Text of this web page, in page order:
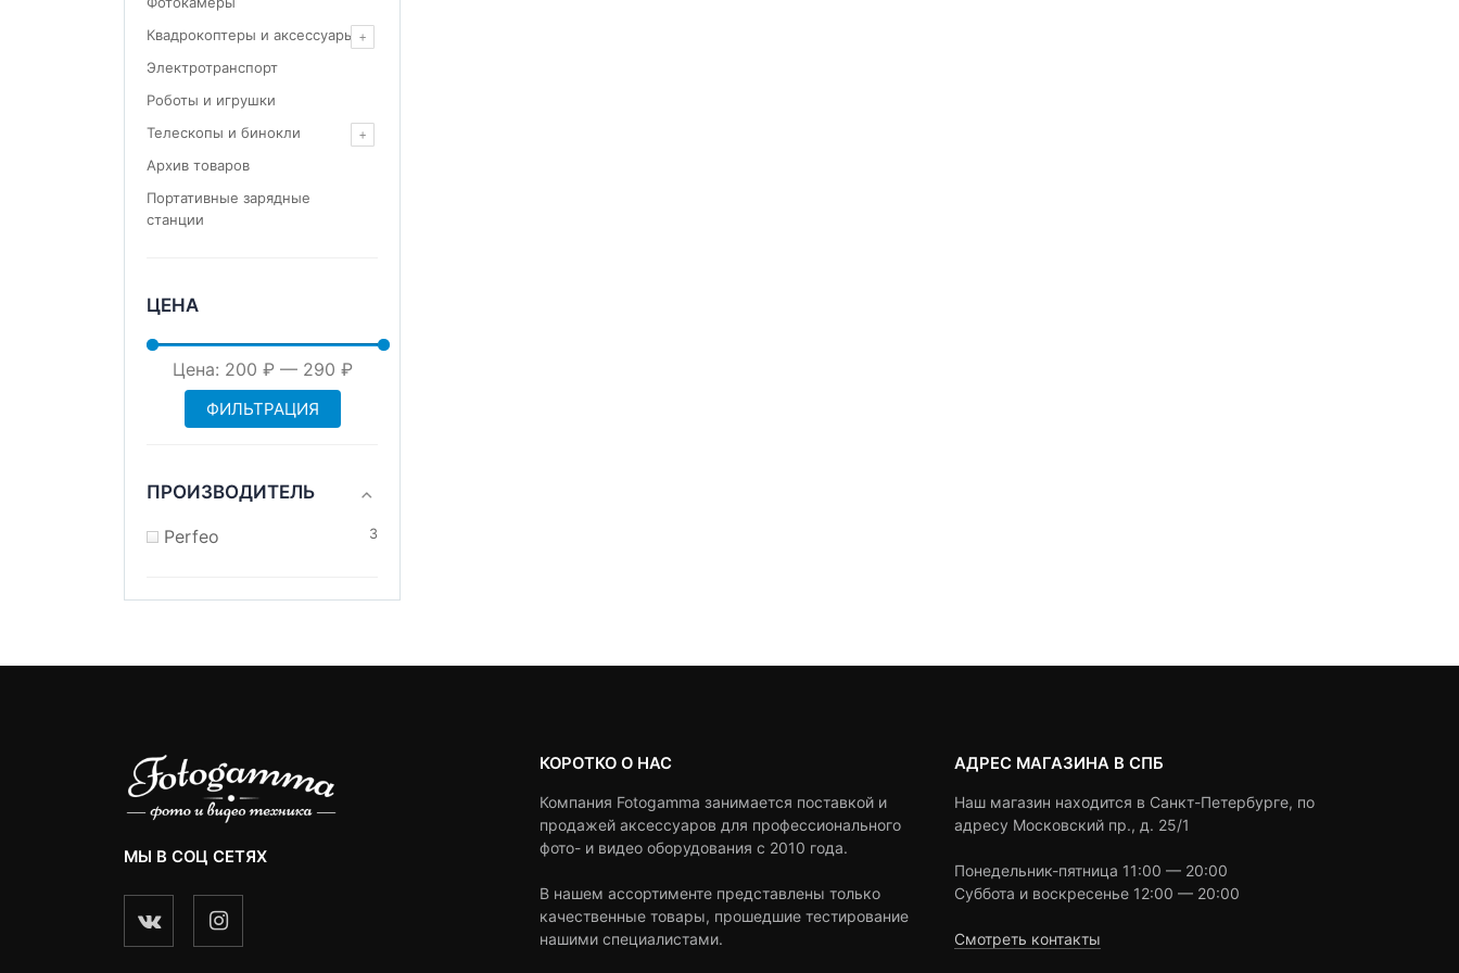
Квадрокоптеры и аксессуары
Электротранспорт
Роботы и игрушки
Телескопы и бинокли
Архив товаров
Портативные зарядные
станции
ЦЕНА
Минимальная
цена
Максимальная
цена
ФИЛЬТРАЦИЯ
Цена: 200 ₽— 290 ₽
ПРОИЗВОДИТЕЛЬ
Perfeo 3
МЫ В СОЦ СЕТЯХ
КОРОТКО О НАС
Компания Fotogamma занимается поставкой и
продажей аксессуаров для профессионального
фото- и видео оборудования с 2010 года.
В нашем ассортименте представлены только
качественные товары, прошедшие тестирование
нашими специалистами.
АДРЕС МАГАЗИНА В СПБ
Наш магазин находится в Санкт-Петербурге, по
адресу Московский пр., д. 25/1
Понедельник-пятница 11:00 — 20:00
Суббота и воскресенье 12:00 — 20:00
Смотреть контакты